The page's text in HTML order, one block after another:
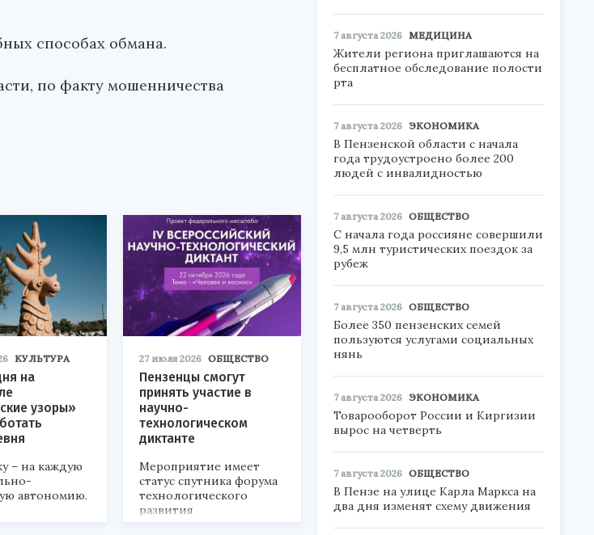
способах обмана.
по факту мошенничества
КУЛЬТУРА
на
узоры»
– на каждую
автономию.
27 июля 2026 ОБЩЕСТВО
Пензенцы смогут
принять участие в
научно-
технологическом
диктанте
Мероприятие имеет
статус спутника форума
технологического
развития
«Технопром-2026».
7 августа 2026 МЕДИЦИНА
Жители региона приглашаются на
бесплатное обследование полости
рта
7 августа 2026 ЭКОНОМИКА
В Пензенской области с начала
года трудоустроено более 200
людей с инвалидностью
7 августа 2026 ОБЩЕСТВО
С начала года россияне совершили
9,5 млн туристических поездок за
рубеж
7 августа 2026 ОБЩЕСТВО
Более 350 пензенских семей
пользуются услугами социальных
нянь
7 августа 2026 ЭКОНОМИКА
Товарооборот России и Киргизии
вырос на четверть
7 августа 2026 ОБЩЕСТВО
В Пензе на улице Карла Маркса на
два дня изменят схему движения